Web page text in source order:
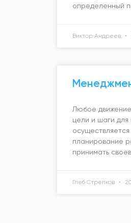
определенный
Виктор Андреев
Любое
цели и шаги для
планирование
принимать
Глеб Стрелков